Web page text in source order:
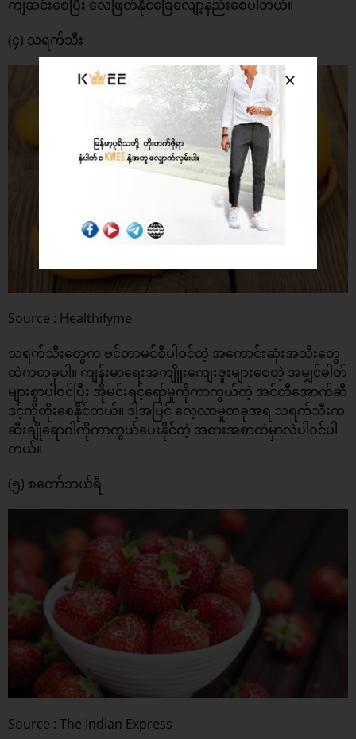
ကျဆင်းစေပြီး လေဖြတ်နိုင်ခြေလျော့နည်းစေပါတယ်။
(၄) သရက်သီး
Source : Healthifyme
သရက်သီးတွေက ဗင်တာမင်စီပါဝင်တဲ့ အကောင်းဆုံးအသီးတွေ
ထဲကတခုပါ။ ကျန်းမာရေးအကျိုုးကျေးဇူးများစေတဲ့ အမျှင်ဓါတ်
များစွာပါဝင်ပြီး အိုမင်းရင့်ရော်မှုကိုကာကွယ်တဲ့ အင်တီအောက်ဆီ
ဒင့်ကိုတိုးစေနိုင်တယ်။ ဒါ့အပြင် လေ့လာမှုတခုအရ သရက်သီးက
ဆီးချိုရောဂါကိုကာကွယ်ပေးနိုင်တဲ့ အစားအစာထဲမှာလဲပါဝင်ပါ
တယ်။
(၅) စတော်ဘယ်ရီ
Source : The Indian Express